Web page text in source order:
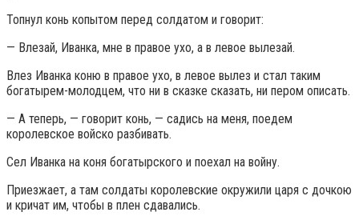
Топнул конь копытом перед солдатом и говорит:
— Влезай, Иванка, мне в правое ухо, а в левое вылезай.
Влез Иванка коню в правое ухо, в левое вылез и стал таким
богатырем-молодцем, что ни в сказке сказать, ни пером описать.
— А теперь, — говорит конь, — садись на меня, поедем
королевское войско разбивать.
Сел Иванка на коня богатырского и поехал на войну.
Приезжает, а там солдаты королевские окружили царя с дочкою
и кричат им, чтобы в плен сдавались.